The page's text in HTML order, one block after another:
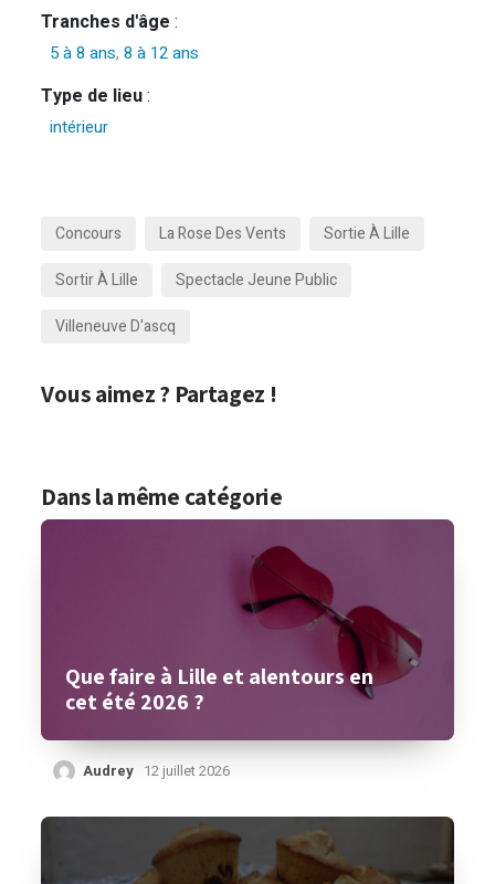
Tranches d'âge :
5 à 8 ans,8 à 12 ans
Type de lieu:
intérieur
Concours La Rose Des Vents
Sortie À Lille
Sortir À Lille
Spectacle Jeune Public
Villeneuve D'ascq
Vous aimez ? Partagez !
Dans la même catégorie
Que faire à Lille et alentours en
cet été 2026 ?
Audrey 12 juillet 2026